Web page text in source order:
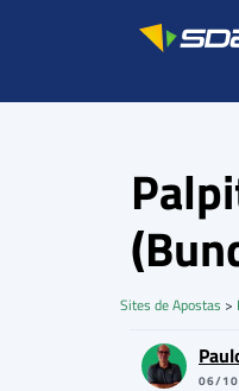
Sites de Apostas >
06/